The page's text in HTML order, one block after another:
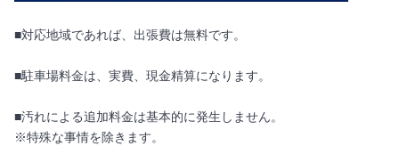
■対応地域であれば、出張費は無料です。
■駐車場料金は、実費、現金精算になります。
■汚れによる追加料金は基本的に発生しません。
※特殊な事情を除きます。